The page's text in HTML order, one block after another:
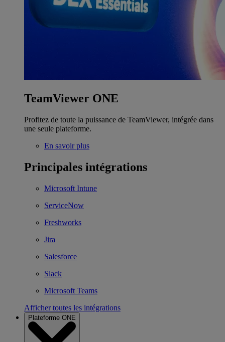
TeamViewer ONE
Profitez de toute la puissance de TeamViewer, intégrée dans
une seule plateforme.
En savoir plus
Principales intégrations
Microsoft Intune
ServiceNow
Freshworks
Jira
Salesforce
Slack
Microsoft Teams
Afficher toutes les intégrations
Plateforme ONE